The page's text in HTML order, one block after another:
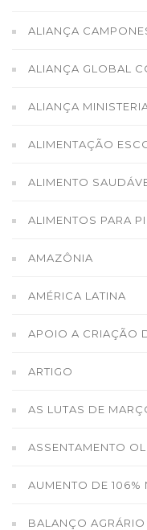
ALIANÇA
ALIANÇA GLOBAL
ALIANÇA
ALIMENTAÇÃO
ALIMENTO
ALIMENTOS PARA
AMAZÔNIA
AMÉRICA LATINA
APOIO A CRIAÇÃO
ARTIGO
AS LUTAS DE
ASSENTAMENTO
AUMENTO DE 106%
BALANÇO